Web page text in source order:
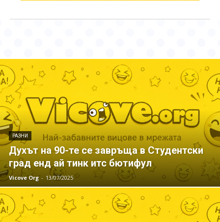
РАЗНИ
Духът на 90-те се завръща в Студентски
град енд ай тинк итс бютифул
Vicove Org - 13/07/2025